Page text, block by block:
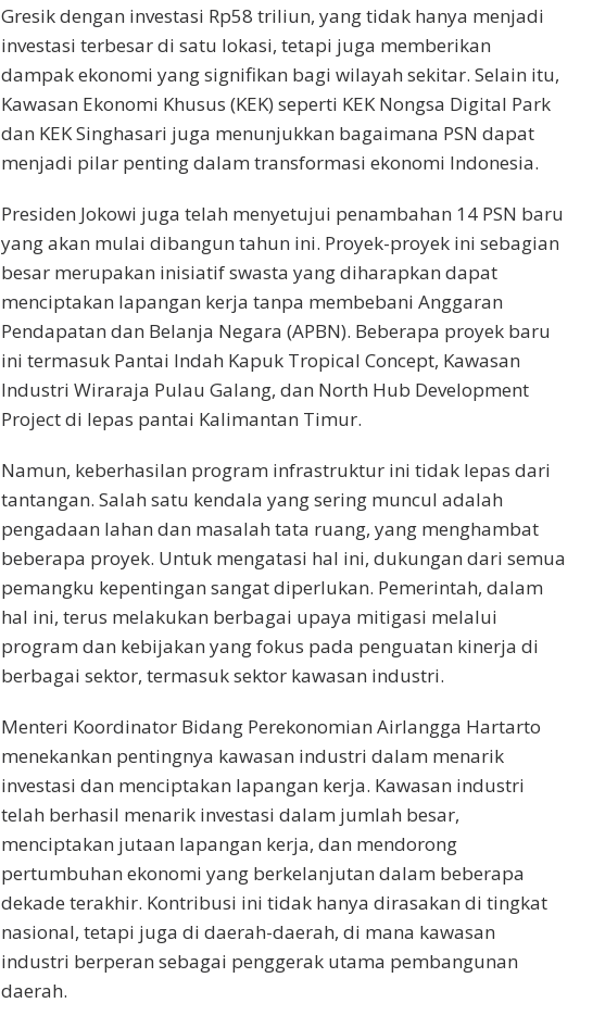
Gresik dengan investasi Rp58 triliun, yang tidak hanya menjadi
investasi terbesar di satu lokasi, tetapi juga memberikan
dampak ekonomi yang signifikan bagi wilayah sekitar. Selain itu,
Kawasan Ekonomi Khusus (KEK) seperti KEK Nongsa Digital Park
dan KEK Singhasari juga menunjukkan bagaimana PSN dapat
menjadi pilar penting dalam transformasi ekonomi Indonesia.
Presiden Jokowi juga telah menyetujui penambahan 14 PSN baru
yang akan mulai dibangun tahun ini. Proyek-proyek ini sebagian
besar merupakan inisiatif swasta yang diharapkan dapat
menciptakan lapangan kerja tanpa membebani Anggaran
Pendapatan dan Belanja Negara (APBN). Beberapa proyek baru
ini termasuk Pantai Indah Kapuk Tropical Concept, Kawasan
Industri Wiraraja Pulau Galang, dan North Hub Development
Project di lepas pantai Kalimantan Timur.
Namun, keberhasilan program infrastruktur ini tidak lepas dari
tantangan. Salah satu kendala yang sering muncul adalah
pengadaan lahan dan masalah tata ruang, yang menghambat
beberapa proyek. Untuk mengatasi hal ini, dukungan dari semua
pemangku kepentingan sangat diperlukan. Pemerintah, dalam
hal ini, terus melakukan berbagai upaya mitigasi melalui
program dan kebijakan yang fokus pada penguatan kinerja di
berbagai sektor, termasuk sektor kawasan industri.
Menteri Koordinator Bidang Perekonomian Airlangga Hartarto
menekankan pentingnya kawasan industri dalam menarik
investasi dan menciptakan lapangan kerja. Kawasan industri
telah berhasil menarik investasi dalam jumlah besar,
menciptakan jutaan lapangan kerja, dan mendorong
pertumbuhan ekonomi yang berkelanjutan dalam beberapa
dekade terakhir. Kontribusi ini tidak hanya dirasakan di tingkat
nasional, tetapi juga di daerah-daerah, di mana kawasan
industri berperan sebagai penggerak utama pembangunan
daerah.